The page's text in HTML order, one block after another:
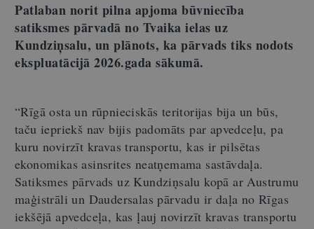
Patlaban norit pilna apjoma būvniecība
satiksmes pārvadā no Tvaika ielas uz
Kundziņsalu, un plānots, ka pārvads tiks nodots
ekspluatācijā 2026.gada sākumā.
“Rīgā osta un rūpnieciskās teritorijas bija un būs,
taču iepriekš nav bijis padomāts par apvedceļu, pa
kuru novirzīt kravas transportu, kas ir pilsētas
ekonomikas asinsrites neatņemama sastāvdaļa.
Satiksmes pārvads uz Kundziņsalu kopā ar Austrumu
maģistrāli un Daudersalas pārvadu ir daļa no Rīgas
iekšējā apvedceļa, kas ļauj novirzīt kravas transportu